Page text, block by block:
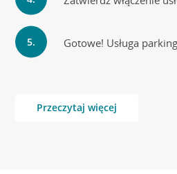
Gotowe! Usługa
Przeczytaj więcej